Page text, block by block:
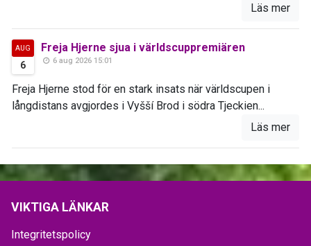
Läs mer
AUG
6
Freja Hjerne sjua i världscuppremiären
6 aug 2026 15:01
Freja Hjerne stod för en stark insats när världscupen i
långdistans avgjordes i Vyšší Brod i södra Tjeckien...
Läs mer
VIKTIGA LÄNKAR
Integritetspolicy